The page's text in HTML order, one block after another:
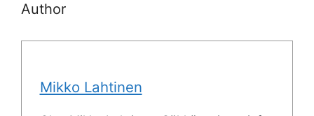
Author
Mikko Lahtinen